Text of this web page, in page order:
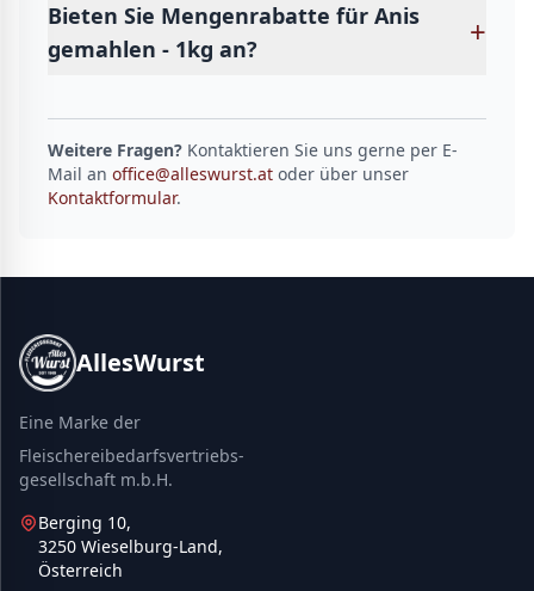
Bieten Sie Mengenrabatte für Anis
gemahlen - 1kg an?
+
Weitere Fragen? Kontaktieren Sie uns gerne per E-
Mail an office@alleswurst.at oder über unser
Kontaktformular.
AllesWurst
Eine Marke der
Fleischereibedarfsvertriebs-
gesellschaft m.b.H.
Berging 10,
3250 Wieselburg-Land,
Österreich